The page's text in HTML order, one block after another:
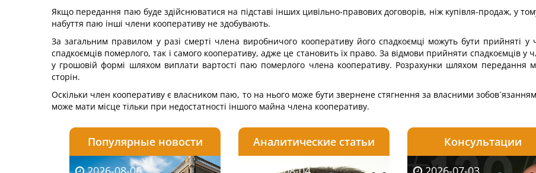
Якщо передання паю буде здійснюватися на підставі інших цивільно-правових договорів, ніж купівля-продаж, у
набуття паю інші члени кооперативу не здобувають.
За загальним правилом у разі смерті члена виробничого кооперативу його спадкоємці можуть бути прийняті у
спадкоємців померлого, так і самого кооперативу, адже це становить їх право. За відмови прийняти спадкоємців
у грошовій формі шляхом виплати вартості паю померлого члена кооперативу. Розрахунки шляхом передання
сторін.
Оскільки член кооперативу є власником паю, то на нього може бути звернене стягнення за власними
може мати місце тільки при недостатності іншого майна члена кооперативу.
Популярные новости Аналитические статьи Консультации